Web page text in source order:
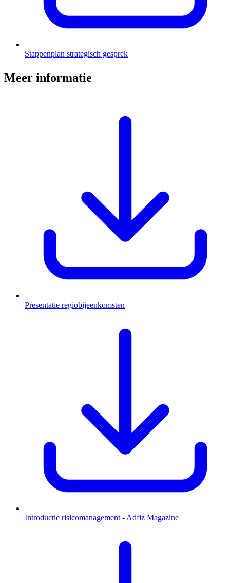
Stappenplan strategisch gesprek
Meer informatie
Presentatie regiobijeenkomsten
Introductie risicomanagement - Adfiz Magazine